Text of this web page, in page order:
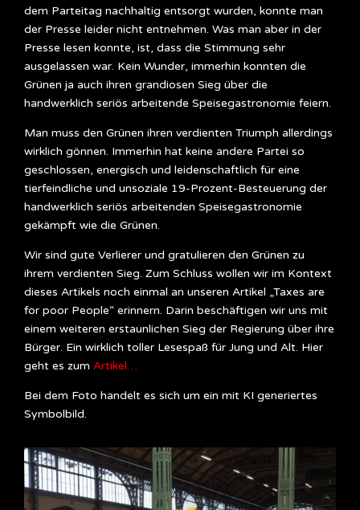
dem Parteitag nachhaltig entsorgt wurden, konnte man
der Presse leider nicht entnehmen. Was man aber in der
Presse lesen konnte, ist, dass die Stimmung sehr
ausgelassen war. Kein Wunder, immerhin konnten die
Grünen ja auch ihren grandiosen Sieg über die
handwerklich seriös arbeitende Speisegastronomie feiern.
Man muss den Grünen ihren verdienten Triumph allerdings
wirklich gönnen. Immerhin hat keine andere Partei so
geschlossen, energisch und leidenschaftlich für eine
tierfeindliche und unsoziale 19-Prozent-Besteuerung der
handwerklich seriös arbeitenden Speisegastronomie
gekämpft wie die Grünen.
Wir sind gute Verlierer und gratulieren den Grünen zu
ihrem verdienten Sieg. Zum Schluss wollen wir im Kontext
dieses Artikels noch einmal an unseren Artikel „Taxes are
for poor People“ erinnern. Darin beschäftigen wir uns mit
einem weiteren erstaunlichen Sieg der Regierung über ihre
Bürger. Ein wirklich toller Lesespaß für Jung und Alt. Hier
geht es zum Artikel…
Bei dem Foto handelt es sich um ein mit KI generiertes
Symbolbild.